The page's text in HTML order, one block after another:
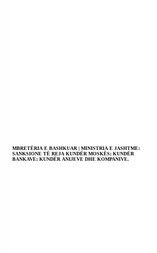
MBRETËRIA E BASHKUAR | MINISTRIA E JASHTME:
SANKSIONE TË REJA KUNDËR MOSKËS; KUNDËR
BANKAVE; KUNDËR ANIJEVE DHE KOMPANIVE.